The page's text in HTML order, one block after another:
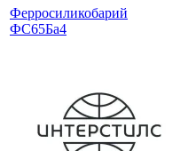
Ферросиликобарий
ФС65Ба4